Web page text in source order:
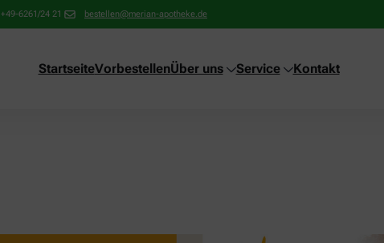
+49-6261/24 21 bestellen@merian-apotheke.de
StartseiteVorbestellenÜber uns Service Kontakt